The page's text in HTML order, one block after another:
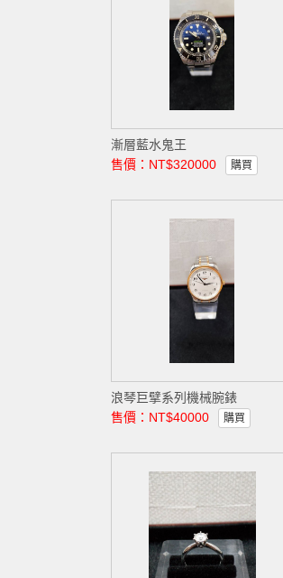
漸層藍水鬼王
售價：NT$320000
購買
浪琴巨擘系列機械腕錶
售價：NT$40000
購買